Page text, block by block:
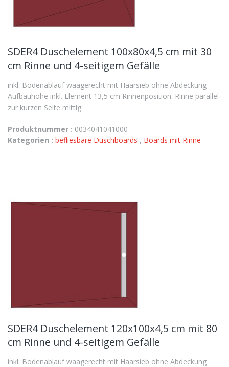
SDER4 Duschelement 100x80x4,5 cm mit 30
cm Rinne und 4-seitigem Gefälle
inkl. Bodenablauf waagerecht mit Haarsieb ohne Abdeckung
Aufbauhöhe inkl. Element 13,5 cm Rinnenposition: Rinne parallel
zur kurzen Seite mittig
Produktnummer : 0034041041000
Kategorien : befliesbare Duschboards , Boards mit Rinne
SDER4 Duschelement 120x100x4,5 cm mit 80
cm Rinne und 4-seitigem Gefälle
inkl. Bodenablauf waagerecht mit Haarsieb ohne Abdeckung